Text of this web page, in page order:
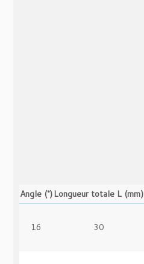
Angle (°) Longueur totale L (mm)
16 30